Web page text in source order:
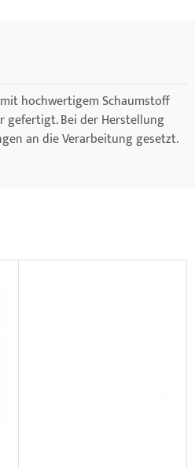
hochwertigem Schaumstoff
gefertigt. Bei der Herstellung
an die Verarbeitung gesetzt.